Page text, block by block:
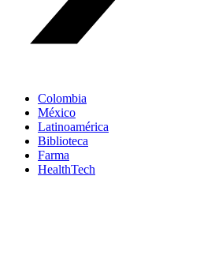
Colombia
México
Latinoamérica
Biblioteca
Farma
HealthTech